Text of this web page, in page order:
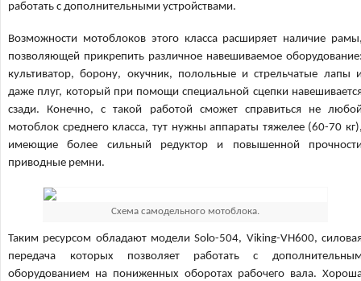
работать с дополнительными устройствами.
Возможности мотоблоков этого класса расширяет наличие
позволяющей прикрепить различное навешиваемое
культиватор, борону, окучник, полольные и стрельчатые лапы
даже плуг, который при помощи специальной сцепки
сзади. Конечно, с такой работой сможет справиться не
мотоблок среднего класса, тут нужны аппараты тяжелее (60-70
имеющие более сильный редуктор и повышенной
приводные ремни.
Схема самодельного мотоблока.
Таким ресурсом обладают модели Solo-504, Viking-VH600,
передача которых позволяет работать с
оборудованием на пониженных оборотах рабочего вала.